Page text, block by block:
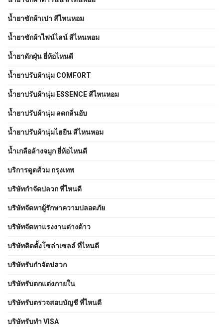
น้ำยาซักผ้าเปา สีไหนหอม
น้ำยาซักผ้าไฟน์ไลน์ สีไหนหอม
น้ำยาดักฝุ่น ยี่ห้อไหนดี
น้ำยาปรับผ้านุ่ม COMFORT
น้ำยาปรับผ้านุ่ม ESSENCE สีไหนหอม
น้ำยาปรับผ้านุ่ม ลดกลิ่นอับ
น้ำยาปรับผ้านุ่มไฮยีน สีไหนหอม
น้ำเกลือล้างจมูก ยี่ห้อไหนดี
บริการดูดส้วม กรุงเทพ
บริษัทกำจัดปลวก ที่ไหนดี
บริษัทจัดหาผู้รักษาความปลอดภัย
บริษัทจัดหาแรงงานต่างด้าว
บริษัทติดตั้งโซล่าเซลล์ ที่ไหนดี
บริษัทรับกำจัดปลวก
บริษัทรับตกแต่งภายใน
บริษัทรับตรวจสอบบัญชี ที่ไหนดี
บริษัทรับทำ VISA